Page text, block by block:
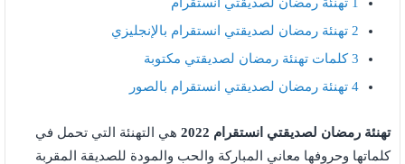
2 تهنئة رمضان لصديقتي انستقرام بالإنجليزي
3كلمات تهنئة رمضان لصديقتي مكتوبة
4 تهنئة رمضان لصديقتي انستقرام بالصور
تهنئة رمضان لصديقتي انستقرام 2022
هي التهنئة التي تحمل في
كلماتها وحروفها معاني المباركة والحب والمودة للصديقة المقربة